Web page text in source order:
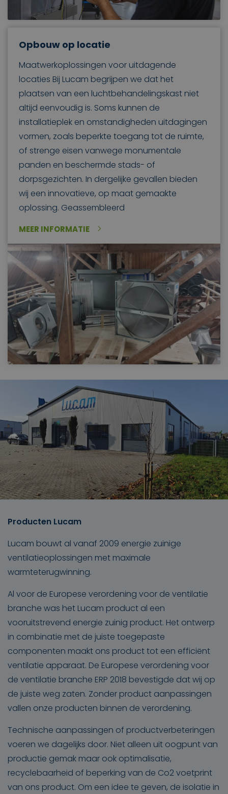
Opbouw op locatie
Maatwerkoplossingen voor uitdagende
locaties Bij Lucam begrijpen we dat het
plaatsen van een luchtbehandelingskast niet
altijd eenvoudig is. Soms kunnen de
installatieplek en omstandigheden uitdagingen
vormen, zoals beperkte toegang tot de ruimte,
of strenge eisen vanwege monumentale
panden en beschermde stads- of
dorpsgezichten. In dergelijke gevallen bieden
wij een innovatieve, op maat gemaakte
oplossing. Geassembleerd
MEER INFORMATIE
Producten Lucam
Lucam bouwt al vanaf 2009 energie zuinige
ventilatieoplossingen met maximale
warmteterugwinning.
Al voor de Europese verordening voor de ventilatie
branche was het Lucam product al een
vooruitstrevend energie zuinig product. Het ontwerp
in combinatie met de juiste toegepaste
componenten maakt ons product tot een efficiënt
ventilatie apparaat. De Europese verordening voor
de ventilatie branche ERP 2018 bevestigde dat wij op
de juiste weg zaten. Zonder product aanpassingen
vallen onze producten binnen de verordening.
Technische aanpassingen of productverbeteringen
voeren we dagelijks door. Niet alleen uit oogpunt van
productie gemak maar ook optimalisatie,
recyclebaarheid of beperking van de Co2 voetprint
van ons product. Om een idee te geven, de isolatie in